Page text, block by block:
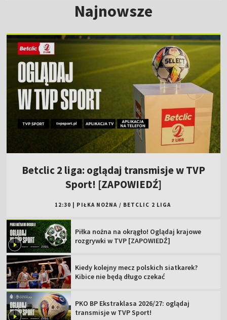
Najnowsze
Betclic 2 liga: oglądaj transmisje w TVP
Sport! [ZAPOWIEDŹ]
12:30 PIŁKA NOŻNA / BETCLIC 2 LIGA
Piłka nożna na okrągło! Oglądaj krajowe
rozgrywki w TVP [ZAPOWIEDŹ]
Kiedy kolejny mecz polskich siatkarek?
Kibice nie będą długo czekać
PKO BP Ekstraklasa 2026/27: oglądaj
transmisje w TVP Sport!